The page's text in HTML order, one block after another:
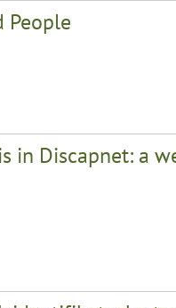
People
in Discapnet: a